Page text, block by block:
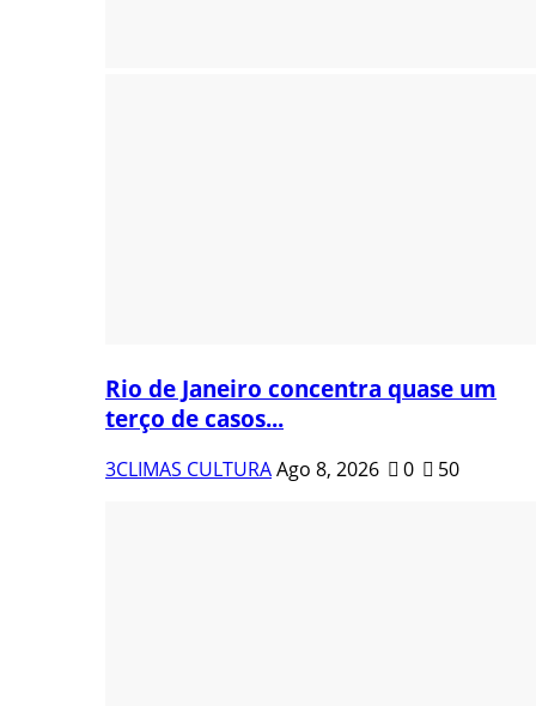
Rio de Janeiro concentra quase um
terço de casos...
3CLIMAS CULTURAAgo 8, 2026 0 50